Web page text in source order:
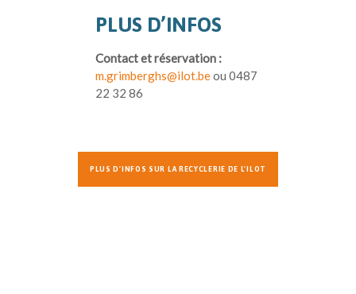
PLUS D’INFOS
Contact et réservation :
m.grimberghs@ilot.beou 0487
22 32 86
PLUS D'INFOS SUR LA RECYCLERIE DE L'ILOT